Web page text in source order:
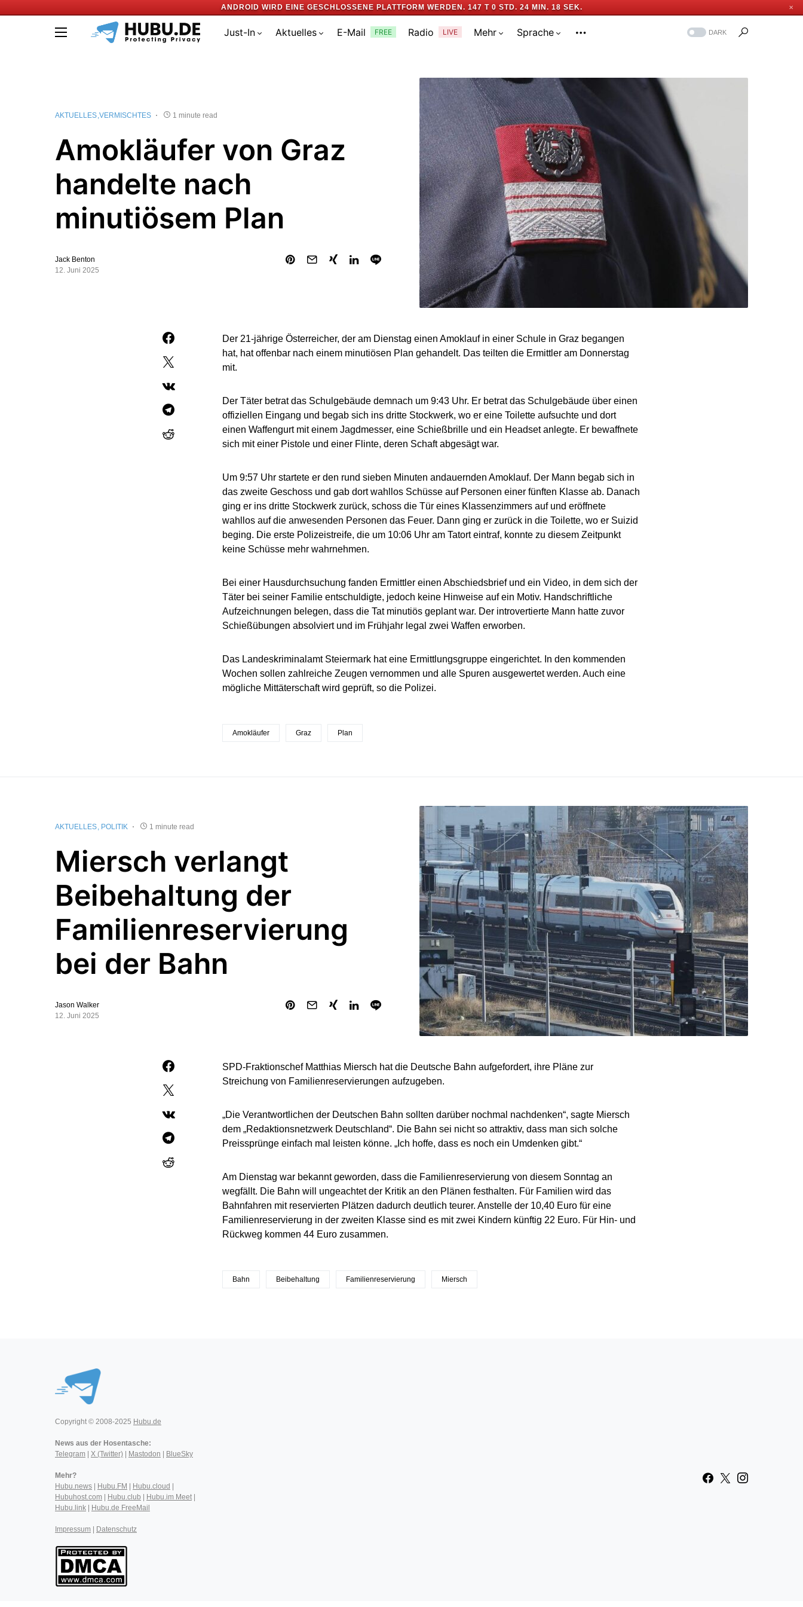
ANDROID WIRD EINE GESCHLOSSENE PLATTFORM WERDEN. 147 T 0 STD. 24 MIN. 17 SEK. ✕
Just-In Aktuelles E-Mail FREE Radio LIVE Mehr Sprache DARK
AKTUELLES VERMISCHTES 1 minute read
Amokläufer von Graz
handelte nach
minutiösem Plan
Jack Benton
12. Juni 2025
Der 21-jährige Österreicher, der am Dienstag einen Amoklauf in einer Schule in Graz begangen
hat, hat offenbar nach einem minutiösen Plan gehandelt. Das teilten die Ermittler am Donnerstag
mit.
Der Täter betrat das Schulgebäude demnach um 9:43 Uhr. Er betrat das Schulgebäude über einen
offiziellen Eingang und begab sich ins dritte Stockwerk, wo er eine Toilette aufsuchte und dort
einen Waffengurt mit einem Jagdmesser, eine Schießbrille und ein Headset anlegte. Er bewaffnete
sich mit einer Pistole und einer Flinte, deren Schaft abgesägt war.
Um 9:57 Uhr startete er den rund sieben Minuten andauernden Amoklauf. Der Mann begab sich in
das zweite Geschoss und gab dort wahllos Schüsse auf Personen einer fünften Klasse ab. Danach
ging er ins dritte Stockwerk zurück, schoss die Tür eines Klassenzimmers auf und eröffnete
wahllos auf die anwesenden Personen das Feuer. Dann ging er zurück in die Toilette, wo er Suizid
beging. Die erste Polizeistreife, die um 10:06 Uhr am Tatort eintraf, konnte zu diesem Zeitpunkt
keine Schüsse mehr wahrnehmen.
Bei einer Hausdurchsuchung fanden Ermittler einen Abschiedsbrief und ein Video, in dem sich der
Täter bei seiner Familie entschuldigte, jedoch keine Hinweise auf ein Motiv. Handschriftliche
Aufzeichnungen belegen, dass die Tat minutiös geplant war. Der introvertierte Mann hatte zuvor
Schießübungen absolviert und im Frühjahr legal zwei Waffen erworben.
Das Landeskriminalamt Steiermark hat eine Ermittlungsgruppe eingerichtet. In den kommenden
Wochen sollen zahlreiche Zeugen vernommen und alle Spuren ausgewertet werden. Auch eine
mögliche Mittäterschaft wird geprüft, so die Polizei.
Amokläufer Graz Plan
AKTUELLES POLITIK 1 minute read
Miersch verlangt
Beibehaltung der
Familienreservierung
bei der Bahn
Jason Walker
12. Juni 2025
SPD-Fraktionschef Matthias Miersch hat die Deutsche Bahn aufgefordert, ihre Pläne zur
Streichung von Familienreservierungen aufzugeben.
„Die Verantwortlichen der Deutschen Bahn sollten darüber nochmal nachdenken“, sagte Miersch
dem „Redaktionsnetzwerk Deutschland“. Die Bahn sei nicht so attraktiv, dass man sich solche
Preissprünge einfach mal leisten könne. „Ich hoffe, dass es noch ein Umdenken gibt.“
Am Dienstag war bekannt geworden, dass die Familienreservierung von diesem Sonntag an
wegfällt. Die Bahn will ungeachtet der Kritik an den Plänen festhalten. Für Familien wird das
Bahnfahren mit reservierten Plätzen dadurch deutlich teurer. Anstelle der 10,40 Euro für eine
Familienreservierung in der zweiten Klasse sind es mit zwei Kindern künftig 22 Euro. Für Hin- und
Rückweg kommen 44 Euro zusammen.
Bahn Beibehaltung Familienreservierung Miersch
Copyright © 2008-2025 Hubu.de
News aus der Hosentasche:
Telegram
X (Twitter) Mastodon BlueSky
Mehr?
Hubu.news
Hubu.FM Hubu.cloud
Hubuhost.com
Hubu.club Hubu.im Meet|
Hubu.link
Hubu.de FreeMail
Impressum Datenschutz